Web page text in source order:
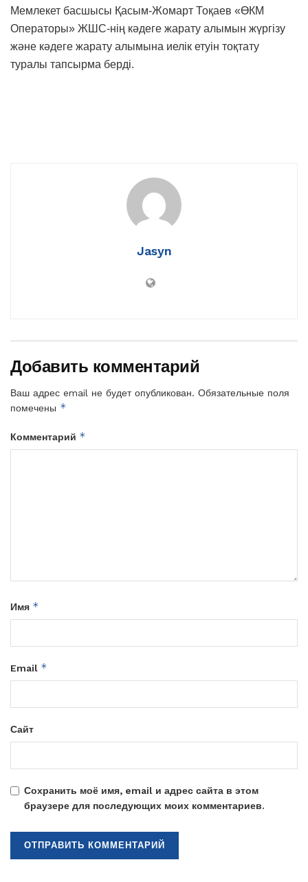
Мемлекет басшысы Қасым-Жомарт Тоқаев «ӨКМ
Операторы» ЖШС-нің кәдеге жарату алымын жүргізу
және кәдеге жарату алымына иелік етуін тоқтату
туралы тапсырма берді.
Jasyn
Добавить комментарий
Ваш адрес email не будет опубликован. Обязательные поля
помечены *
Комментарий *
Имя *
Email *
Сайт
Сохранить моё имя, email и адрес сайта в этом
браузере для последующих моих комментариев.